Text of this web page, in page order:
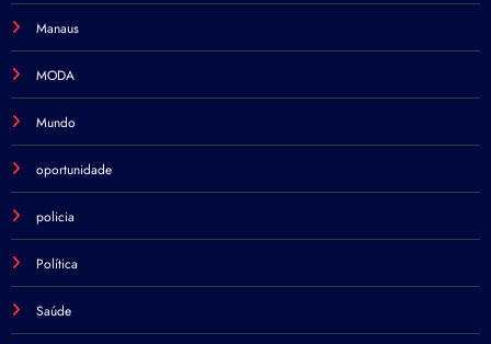
Manaus
MODA
Mundo
oportunidade
policia
Política
Saúde